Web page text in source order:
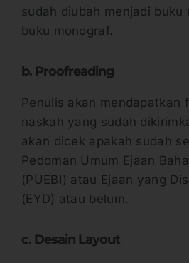
sudah diubah menjadi buku
buku monograf.
b. Proofreading
Penulis akan mendapatkan
naskah yang sudah
akan dicek apakah sudah
Pedoman Umum Ejaan
(PUEBI) atau Ejaan yang
(EYD) atau belum.
c. Desain Layout